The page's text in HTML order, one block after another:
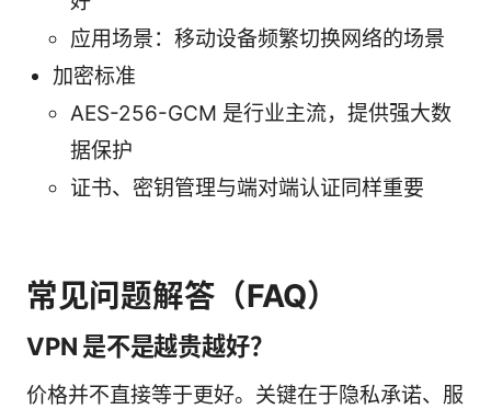
应用场景：移动设备频繁切换网络的场景
加密标准
AES-256-GCM 是行业主流，提供强大数
据保护
证书、密钥管理与端对端认证同样重要
常见问题解答（FAQ）
VPN 是不是越贵越好？
价格并不直接等于更好。关键在于隐私承诺、服